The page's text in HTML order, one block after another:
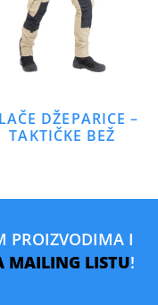
DŽEPARICE –
TAKTIČKE BEŽ
PROIZVODIMA I
MAILING LISTU!